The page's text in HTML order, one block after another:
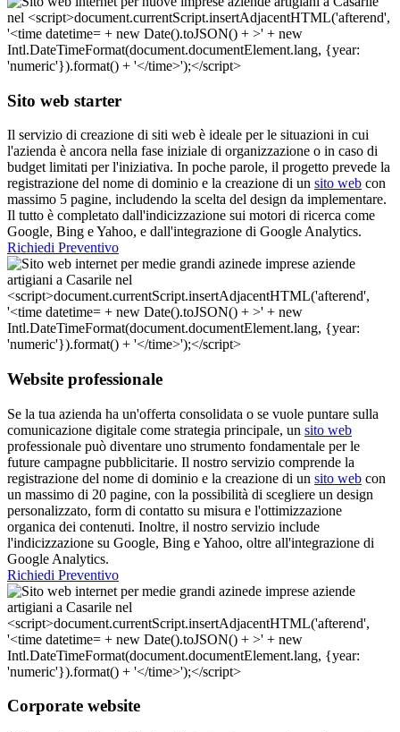
Sito web starter
Il servizio di creazione di siti web è ideale per le situazioni in cui
l'azienda è ancora nella fase iniziale di organizzazione o in caso di
budget limitati per l'iniziativa. In poche parole, il progetto prevede la
registrazione del nome di dominio e la creazione di un sito web con
massimo 5 pagine, includendo la scelta del design da implementare.
Il tutto è completato dall'indicizzazione sui motori di ricerca come
Google, Bing e Yahoo, e dall'integrazione di Google Analytics.
Richiedi Preventivo
Website professionale
Se la tua azienda ha un'offerta consolidata o se vuole puntare sulla
comunicazione digitale come strategia principale, un sito web
professionale può diventare uno strumento fondamentale per le
future campagne pubblicitarie. Il nostro servizio comprende la
registrazione del nome di dominio e la creazione di un sito web con
un massimo di 20 pagine, con la possibilità di scegliere un design
personalizzato, form di contatto su misura e l'ottimizzazione
organica dei contenuti. Inoltre, il nostro servizio include
l'indicizzazione su Google, Bing e Yahoo, oltre all'integrazione di
Google Analytics.
Richiedi Preventivo
Corporate website